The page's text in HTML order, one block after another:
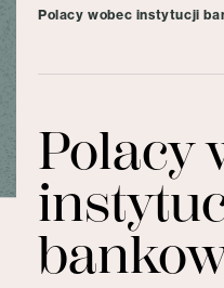
Polacy wobec instytucji
Polacy